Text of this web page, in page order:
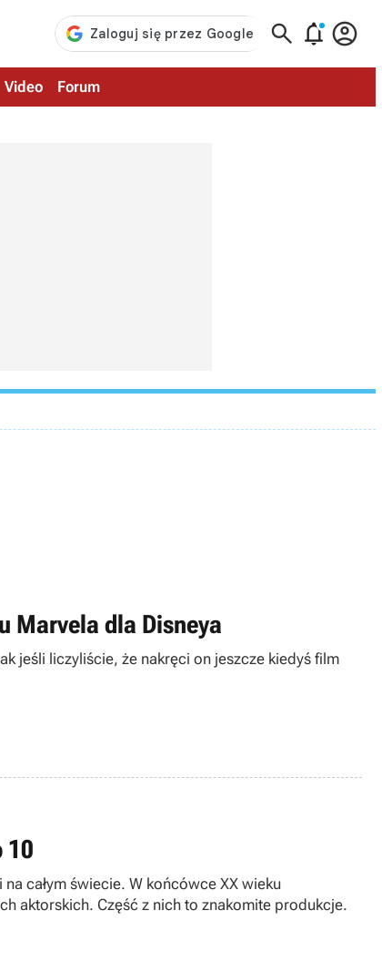
  
Video Forum
Marvela dla Disneya
jeśli liczyliście, że nakręci on jeszcze kiedyś film
10
całym świecie. W końcówce XX wieku
aktorskich. Część z nich to znakomite produkcje.